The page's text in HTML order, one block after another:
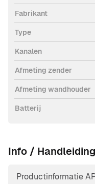
Fabrikant
Type
Kanalen
Afmeting zender
Afmeting wandhouder
Batterij
Info /
Productinformatie